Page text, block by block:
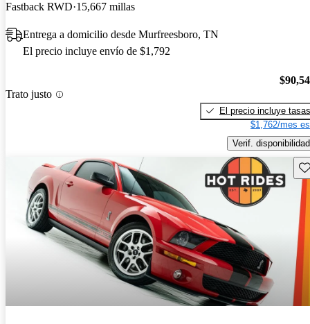
Fastback RWD 15,667 millas
Entrega a domicilio desde Murfreesboro, TN
El precio incluye envío de $1,792
Trato justo
El precio incluye tasas
$1,762/mes
Verif. disponibilidad